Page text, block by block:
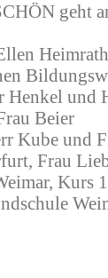
geht
Heimrath
Henkel und
Beier
Kube und
Frau
Kurs